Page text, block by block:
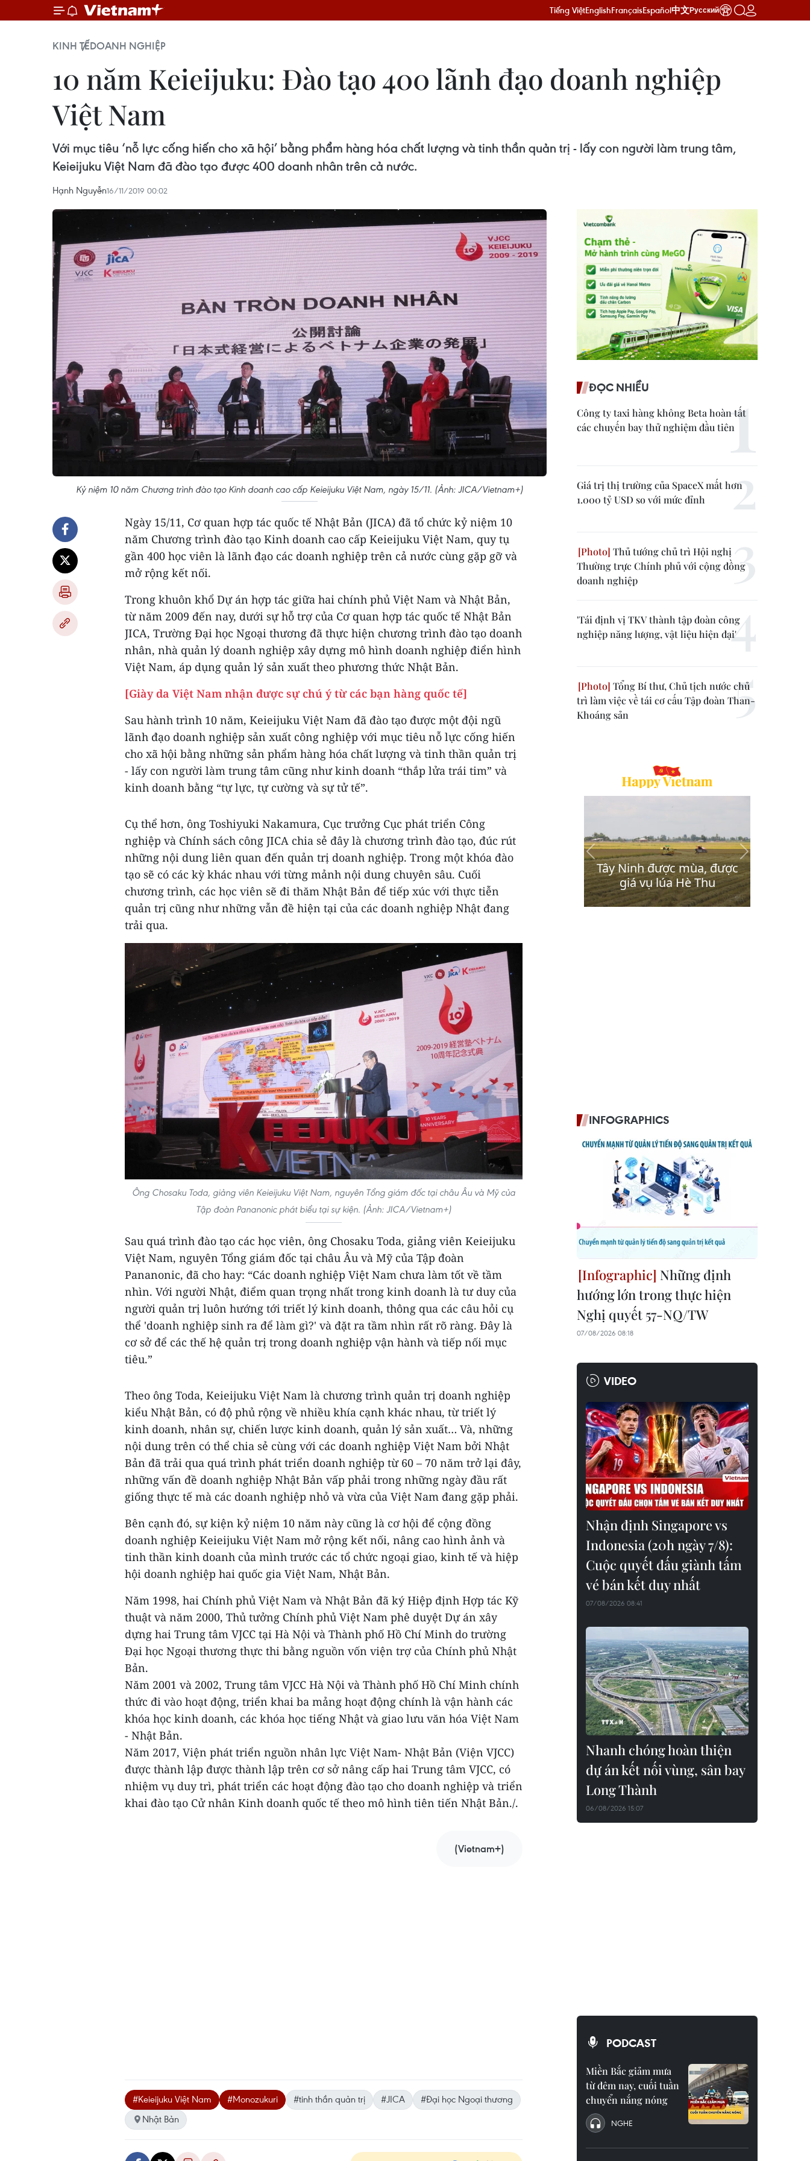
Tiếng ViệtEnglishFrançaisEspañol中文Русский
KINH TẾDOANH NGHIỆP
10 năm Keieijuku: Đào tạo 400 lãnh đạo doanh nghiệp
Việt Nam
Với mục tiêu ‘nỗ lực cống hiến cho xã hội’ bằng phẩm hàng hóa chất lượng và tinh thần quản trị - lấy con người làm trung tâm,
Keieijuku Việt Nam đã đào tạo được 400 doanh nhân trên cả nước.
Hạnh Nguyễn16/11/2019 00:02
Kỷ niệm 10 năm Chương trình đào tạo Kinh doanh cao cấp Keieijuku Việt Nam, ngày 15/11. (Ảnh: JICA/Vietnam+)
Ngày 15/11, Cơ quan hợp tác quốc tế Nhật Bản (JICA) đã tổ chức kỷ niệm 10
năm Chương trình đào tạo Kinh doanh cao cấp Keieijuku Việt Nam, quy tụ
gần 400 học viên là lãnh đạo các doanh nghiệp trên cả nước cùng gặp gỡ và
mở rộng kết nối.
Trong khuôn khổ Dự án hợp tác giữa hai chính phủ Việt Nam và Nhật Bản,
từ năm 2009 đến nay, dưới sự hỗ trợ của Cơ quan hợp tác quốc tế Nhật Bản
JICA, Trường Đại học Ngoại thương đã thực hiện chương trình đào tạo doanh
nhân, nhà quản lý doanh nghiệp xây dựng mô hình doanh nghiệp điển hình
Việt Nam, áp dụng quản lý sản xuất theo phương thức Nhật Bản.
[Giày da Việt Nam nhận được sự chú ý từ các bạn hàng quốc tế]
Sau hành trình 10 năm, Keieijuku Việt Nam đã đào tạo được một đội ngũ
lãnh đạo doanh nghiệp sản xuất công nghiệp với mục tiêu nỗ lực cống hiến
cho xã hội bằng những sản phẩm hàng hóa chất lượng và tinh thần quản trị
- lấy con người làm trung tâm cũng như kinh doanh “thắp lửa trái tim” và
kinh doanh bằng “tự lực, tự cường và sự tử tế”.
Cụ thể hơn, ông Toshiyuki Nakamura, Cục trưởng Cục phát triển Công
nghiệp và Chính sách công JICA chia sẻ đây là chương trình đào tạo, đúc rút
những nội dung liên quan đến quản trị doanh nghiệp. Trong một khóa đào
tạo sẽ có các kỳ khác nhau với từng mảnh nội dung chuyên sâu. Cuối
chương trình, các học viên sẽ đi thăm Nhật Bản để tiếp xúc với thực tiễn
quản trị cũng như những vẫn đề hiện tại của các doanh nghiệp Nhật đang
trải qua.
Ông Chosaku Toda, giảng viên Keieijuku Việt Nam, nguyên Tổng giám đốc tại châu Âu và Mỹ của
Tập đoàn Pananonic phát biểu tại sự kiện. (Ảnh: JICA/Vietnam+)
Sau quá trình đào tạo các học viên, ông Chosaku Toda, giảng viên Keieijuku
Việt Nam, nguyên Tổng giám đốc tại châu Âu và Mỹ của Tập đoàn
Pananonic, đã cho hay: “Các doanh nghiệp Việt Nam chưa làm tốt về tầm
nhìn. Với người Nhật, điểm quan trọng nhất trong kinh doanh là tư duy của
người quản trị luôn hướng tới triết lý kinh doanh, thông qua các câu hỏi cụ
thể 'doanh nghiệp sinh ra để làm gì?' và đặt ra tầm nhìn rất rõ ràng. Đây là
cơ sở để các thế hệ quản trị trong doanh nghiệp vận hành và tiếp nối mục
tiêu.”
Theo ông Toda, Keieijuku Việt Nam là chương trình quản trị doanh nghiệp
kiểu Nhật Bản, có độ phủ rộng về nhiều khía cạnh khác nhau, từ triết lý
kinh doanh, nhân sự, chiến lược kinh doanh, quản lý sản xuất… Và, những
nội dung trên có thể chia sẻ cùng với các doanh nghiệp Việt Nam bởi Nhật
Bản đã trải qua quá trình phát triển doanh nghiệp từ 60 – 70 năm trở lại đây,
những vấn đề doanh nghiệp Nhật Bản vấp phải trong những ngày đầu rất
giống thực tế mà các doanh nghiệp nhỏ và vừa của Việt Nam đang gặp phải.
Bên cạnh đó, sự kiện kỷ niệm 10 năm này cũng là cơ hội để cộng đồng
doanh nghiệp Keieijuku Việt Nam mở rộng kết nối, nâng cao hình ảnh và
tinh thần kinh doanh của mình trước các tổ chức ngoại giao, kinh tế và hiệp
hội doanh nghiệp hai quốc gia Việt Nam, Nhật Bản.
Năm 1998, hai Chính phủ Việt Nam và Nhật Bản đã ký Hiệp định Hợp tác Kỹ
thuật và năm 2000, Thủ tưởng Chính phủ Việt Nam phê duyệt Dự án xây
dựng hai Trung tâm VJCC tại Hà Nội và Thành phố Hồ Chí Minh do trường
Đại học Ngoại thương thực thi bằng nguồn vốn viện trợ của Chính phủ Nhật
Bản.
Năm 2001 và 2002, Trung tâm VJCC Hà Nội và Thành phố Hồ Chí Minh chính
thức đi vào hoạt động, triển khai ba mảng hoạt động chính là vận hành các
khóa học kinh doanh, các khóa học tiếng Nhật và giao lưu văn hóa Việt Nam
- Nhật Bản.
Năm 2017, Viện phát triển nguồn nhân lực Việt Nam- Nhật Bản (Viện VJCC)
được thành lập được thành lập trên cơ sở nâng cấp hai Trung tâm VJCC, có
nhiệm vụ duy trì, phát triển các hoạt động đào tạo cho doanh nghiệp và triển
khai đào tạo Cử nhân Kinh doanh quốc tế theo mô hình tiên tiến Nhật Bản./.
(Vietnam+)
#Keieijuku Việt Nam #Monozukuri #tinh thần quản trị #JICA
#Đại học Ngoại thương
Nhật Bản
ĐỌC NHIỀU
Công ty taxi hàng không Beta hoàn tất
các chuyến bay thử nghiệm đầu tiên
Giá trị thị trường của SpaceX mất hơn
1.000 tỷ USD so với mức đỉnh
Thủ tướng chủ trì Hội nghị
Thường trực Chính phủ với cộng đồng
doanh nghiệp
'Tái định vị TKV thành tập đoàn công
nghiệp năng lượng, vật liệu hiện đại'
Tổng Bí thư, Chủ tịch nước chủ
trì làm việc về tái cơ cấu Tập đoàn Than-
Khoáng sản
INFOGRAPHICS
Những định
hướng lớn trong thực hiện
Nghị quyết 57-NQ/TW
07/08/2026 08:18
VIDEO
Nhận định Singapore vs
Indonesia (20h ngày 7/8):
Cuộc quyết đấu giành tấm
vé bán kết duy nhất
07/08/2026 08:41
Nhanh chóng hoàn thiện
dự án kết nối vùng, sân bay
Long Thành
06/08/2026 15:07
PODCAST
Miền Bắc giảm mưa
từ đêm nay, cuối tuần
chuyển nắng nóng
NGHE